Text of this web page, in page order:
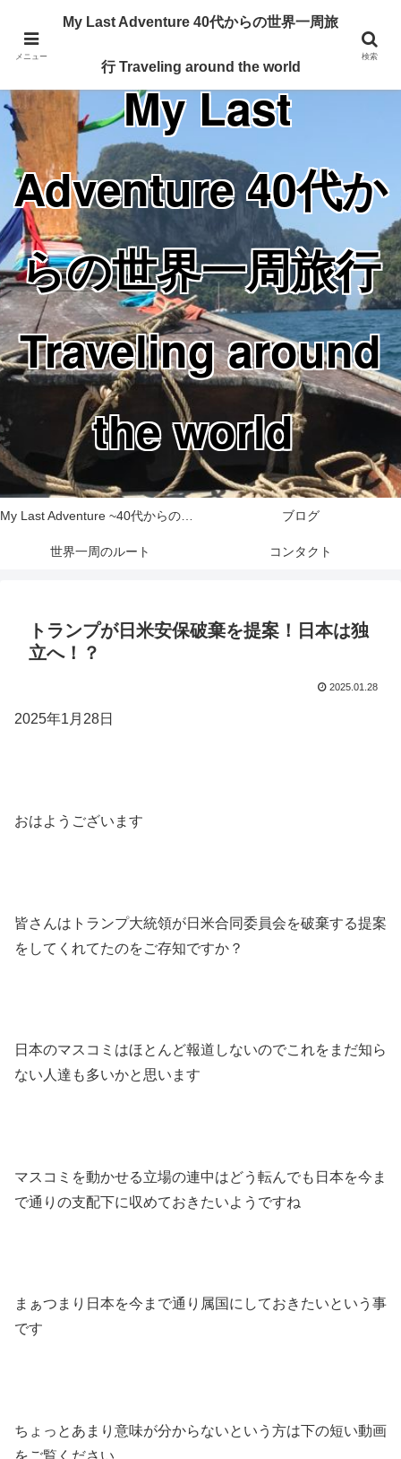
Traveling around the world from my 40's
My Last
Adventure 40代か
らの世界一周旅行
Traveling around
the world
My Last Adventure ~40代からの世界一周旅行記~ ブログ
世界一周のルート コンタクト
トランプが日米安保破棄を提案！日本は独
立へ！？
2025.01.28
2025年1月28日
おはようございます
皆さんはトランプ大統領が日米合同委員会を破棄する提案
をしてくれてたのをご存知ですか？
日本のマスコミはほとんど報道しないのでこれをまだ知ら
ない人達も多いかと思います
マスコミを動かせる立場の連中はどう転んでも日本を今ま
で通りの支配下に収めておきたいようですね
まぁつまり日本を今まで通り属国にしておきたいという事
です
ちょっとあまり意味が分からないという方は下の短い動画
をご覧ください
メニュー
My Last Adventure 40代からの世界一周旅
行 Traveling around the world
検索